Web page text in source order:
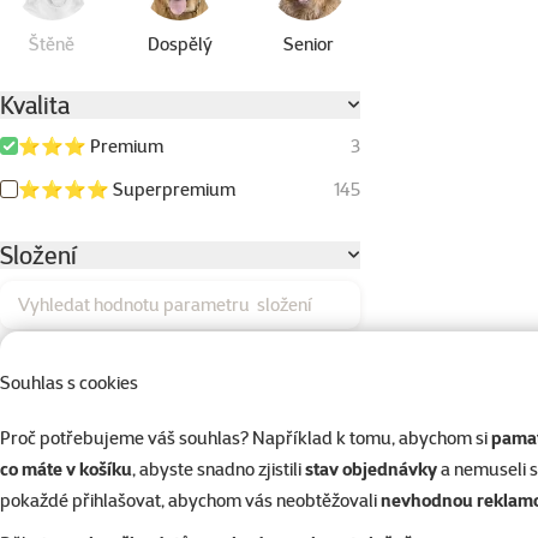
Souhlas s cookies
Proč potřebujeme váš souhlas? Například k tomu, abychom si
co máte v košíku, abyste snadno zjistilistav objednávkya nemuseli
pokaždé přihlašovat, abychom vás neobtěžovalinevhodnou
Štěně Dospělý Senior
Kvalita
⭐⭐⭐ Premium
3
⭐⭐⭐⭐ Superpremium
145
Složení
Vyhledat hodnotu parametru složení
Bez obilovin (Grain Free)
0
Borůvky
0